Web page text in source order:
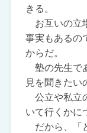
きる。
お互いの立
事実もあるの
からだ。
塾の先生で
見を聞きたい
公立や私立
いて行くかに
だから、「